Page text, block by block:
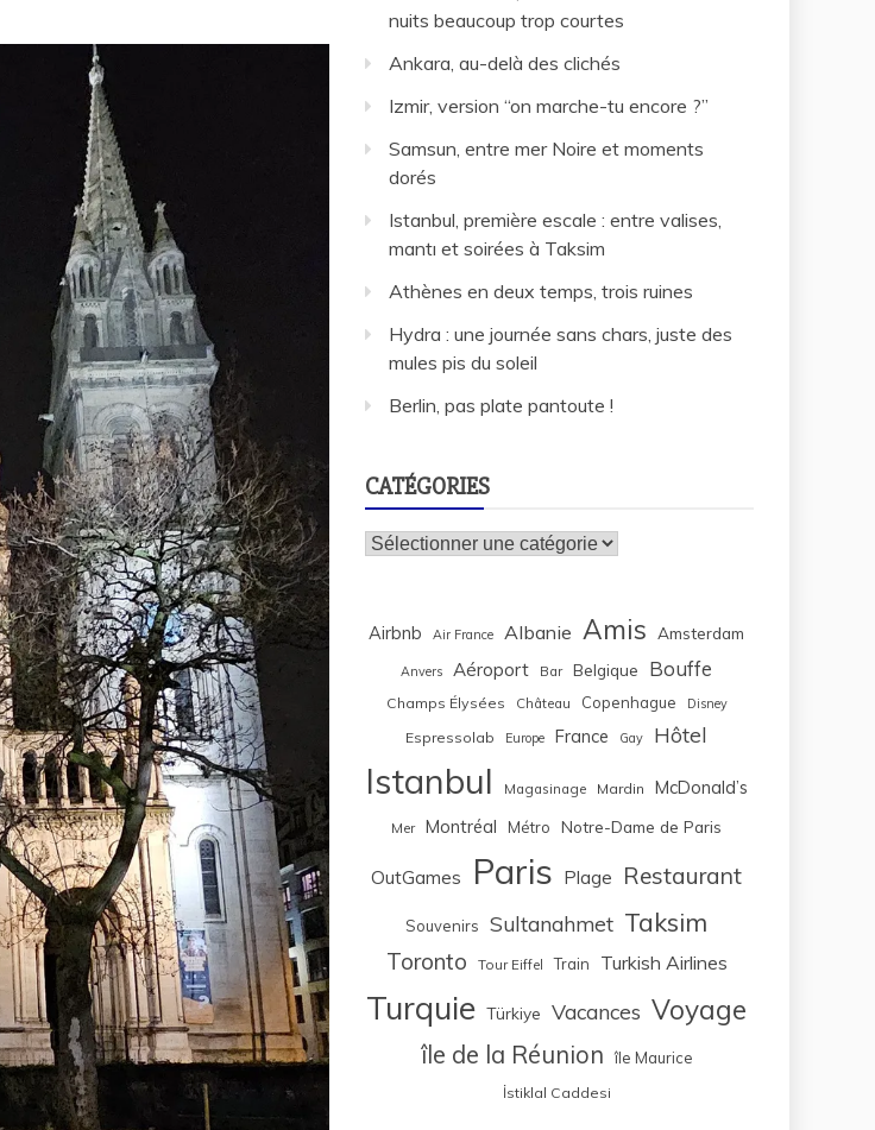
nuits beaucoup trop courtes
Ankara, au-delà des clichés
Izmir, version “on marche-tu encore ?”
Samsun, entre mer Noire et moments
dorés
Istanbul, première escale : entre valises,
mantı et soirées à Taksim
Athènes en deux temps, trois ruines
Hydra : une journée sans chars, juste des
mules pis du soleil
Berlin, pas plate pantoute !
CATÉGORIES
Catégories
Airbnb Air France Albanie Amis Amsterdam
Anvers Aéroport Bar Belgique Bouffe
Champs Élysées Château Copenhague Disney
Espressolab Europe France Gay Hôtel
Istanbul Magasinage Mardin McDonald’s
Mer Montréal Métro Notre-Dame de Paris
OutGames Paris Plage Restaurant
Souvenirs Sultanahmet Taksim
Toronto Tour Eiffel Train Turkish Airlines
Turquie Türkiye Vacances Voyage
île de la Réunion île Maurice
İstiklal Caddesi